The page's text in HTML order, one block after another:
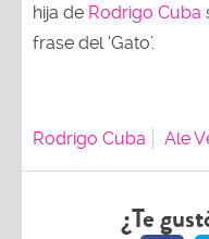
hija de Rodrigo Cuba
frase del ‘Gato’.
Rodrigo Cuba Ale
¿Te